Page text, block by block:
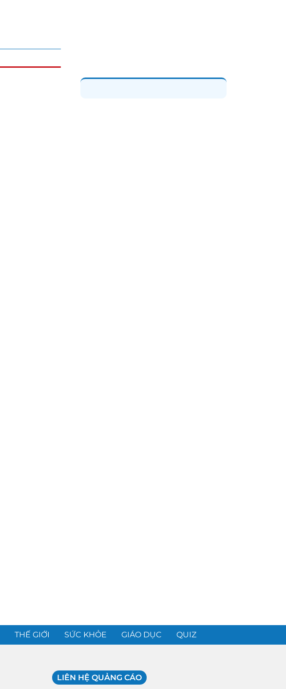
THẾ GIỚI SỨC KHỎE GIÁO DỤC QUIZ
LIÊN HỆ QUẢNG CÁO